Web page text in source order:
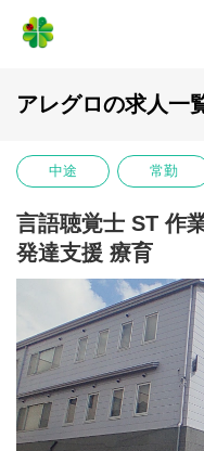
アレグロの求人一
中途 常勤
言語聴覚士 ST 作
発達支援 療育